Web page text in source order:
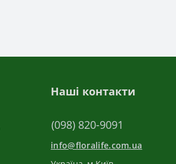
Наші контакти
(098) 820-9091
info@floralife.com.ua